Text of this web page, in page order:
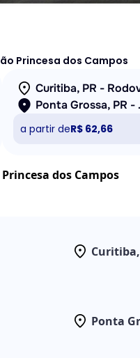
Princesa dos Campos
a partir deR$ 62,66
dos Campos
Ponta